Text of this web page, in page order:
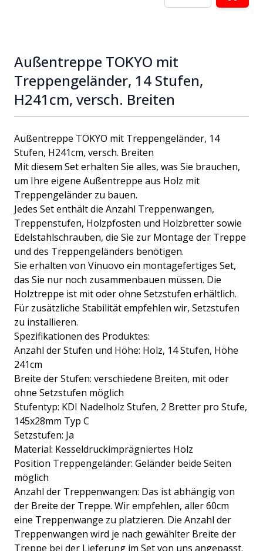
Außentreppe TOKYO mit
Treppengeländer, 14 Stufen,
H241cm, versch. Breiten
Außentreppe TOKYO mit Treppengeländer, 14
Stufen, H241cm, versch. Breiten
Mit diesem Set erhalten Sie alles, was Sie brauchen,
um Ihre eigene Außentreppe aus Holz mit
Treppengeländer zu bauen.
Jedes Set enthält die Anzahl Treppenwangen,
Treppenstufen, Holzpfosten und Holzbretter sowie
Edelstahlschrauben, die Sie zur Montage der Treppe
und des Treppengeländers benötigen.
Sie erhalten von Vinuovo ein montagefertiges Set,
das Sie nur noch zusammenbauen müssen. Die
Holztreppe ist mit oder ohne Setzstufen erhältlich.
Für zusätzliche Stabilität empfehlen wir, Setzstufen
zu installieren.
Spezifikationen des Produktes:
Anzahl der Stufen und Höhe: Holz, 14 Stufen, Höhe
241cm
Breite der Stufen: verschiedene Breiten, mit oder
ohne Setzstufen möglich
Stufentyp: KDI Nadelholz Stufen, 2 Bretter pro Stufe,
145x28mm Typ C
Setzstufen: Ja
Material: Kesseldruckimprägniertes Holz
Position Treppengeländer: Geländer beide Seiten
möglich
Anzahl der Treppenwangen: Das ist abhängig von
der Breite der Treppe. Wir empfehlen, aller 60cm
eine Treppenwange zu platzieren. Die Anzahl der
Treppenwangen wird je nach gewählter Breite der
Treppe bei der Lieferung im Set von uns angepasst.